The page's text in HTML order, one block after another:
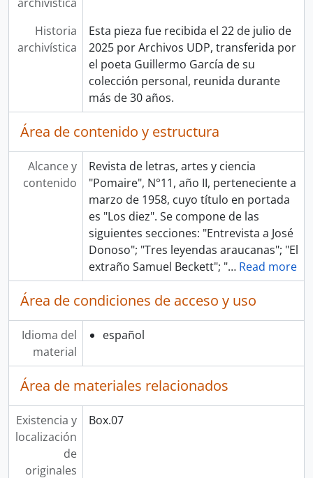
Historia
archivística
Esta pieza fue recibida el 22 de julio de
2025 por Archivos UDP, transferida por
el poeta Guillermo García de su
colección personal, reunida durante
más de 30 años.
Área de contenido y estructura
Alcance y
contenido
Revista de letras, artes y ciencia
"Pomaire", N°11, año II, perteneciente a
marzo de 1958, cuyo título en portada
es "Los diez". Se compone de las
siguientes secciones: "Entrevista a José
Donoso"; "Tres leyendas araucanas"; "El
extraño Samuel Beckett"; "… Read more
Área de condiciones de acceso y uso
Idioma del
material
español
Área de materiales relacionados
Existencia y
localización
de
originales
Box.07